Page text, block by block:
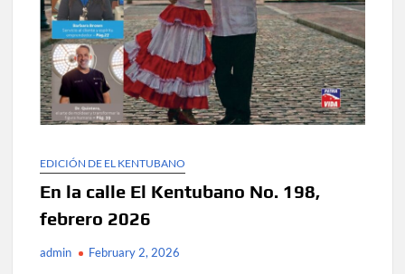
EDICIÓN DE EL KENTUBANO
En la calle El Kentubano No. 198,
febrero 2026
admin February 2, 2026